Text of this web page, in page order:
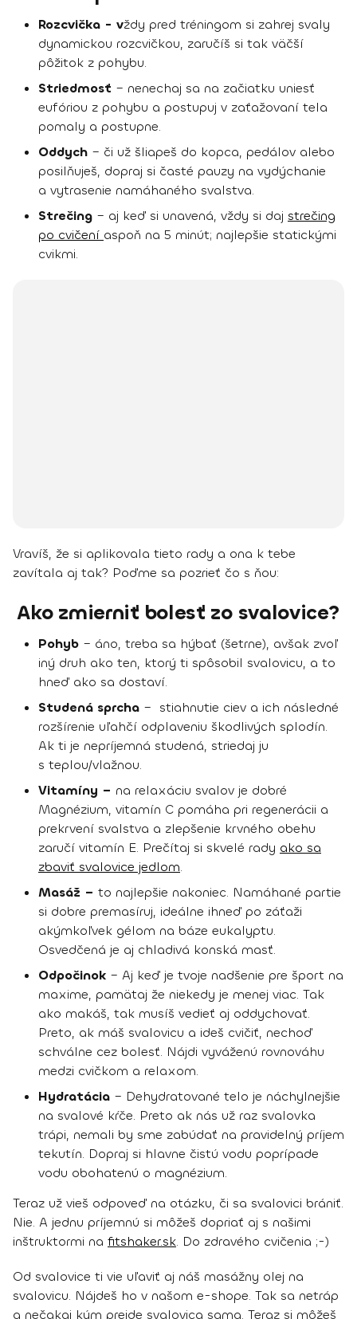
Rozcvička - vždy pred tréningom si zahrej svaly
dynamickou rozcvičkou, zaručíš si tak väčší
pôžitok z pohybu.
Striedmosť – nenechaj sa na začiatku uniesť
eufóriou z pohybu a postupuj v zaťažovaní tela
pomaly a postupne.
Oddych – či už šliapeš do kopca, pedálov alebo
posilňuješ, dopraj si časté pauzy na vydýchanie
a vytrasenie namáhaného svalstva.
Strečing – aj keď si unavená, vždy si daj strečing
po cvičení aspoň na 5 minút; najlepšie statickými
cvikmi.
Vravíš, že si aplikovala tieto rady a ona k tebe
zavítala aj tak? Poďme sa pozrieť čo s ňou:
Ako zmierniť bolesť zo svalovice?
Pohyb – áno, treba sa hýbať (šetrne), avšak zvoľ
iný druh ako ten, ktorý ti spôsobil svalovicu, a to
hneď ako sa dostaví.
Studená sprcha – stiahnutie ciev a ich následné
rozšírenie uľahčí odplaveniu škodlivých splodín.
Ak ti je nepríjemná studená, striedaj ju
s teplou/vlažnou.
Vitamíny – na relaxáciu svalov je dobré
Magnézium, vitamín C pomáha pri regenerácii a
prekrvení svalstva a zlepšenie krvného obehu
zaručí vitamín E. Prečítaj si skvelé rady ako sa
zbaviť svalovice jedlom.
Masáž – to najlepšie nakoniec. Namáhané partie
si dobre premasíruj, ideálne ihneď po záťaži
akýmkoľvek gélom na báze eukalyptu.
Osvedčená je aj chladivá konská masť.
Odpočinok – Aj keď je tvoje nadšenie pre šport na
maxime, pamätaj že niekedy je menej viac. Tak
ako makáš, tak musíš vedieť aj oddychovať.
Preto, ak máš svalovicu a ideš cvičiť, nechoď
schválne cez bolesť. Nájdi vyváženú rovnováhu
medzi cvičkom a relaxom.
Hydratácia – Dehydratované telo je náchylnejšie
na svalové kŕče. Preto ak nás už raz svalovka
trápi, nemali by sme zabúdať na pravidelný príjem
tekutín. Dopraj si hlavne čistú vodu poprípade
vodu obohatenú o magnézium.
Teraz už vieš odpoveď na otázku, či sa svalovici brániť.
Nie. A jednu príjemnú si môžeš dopriať aj s našimi
inštruktormi na fitshaker.sk. Do zdravého cvičenia ;-)
Od svalovice ti vie uľaviť aj náš masážny olej na
svalovicu. Nájdeš ho v našom e-shope. Tak sa netráp
a nečakaj kým prejde svalovica sama. Teraz si môžeš